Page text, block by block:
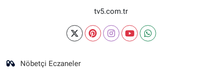
tv5.com.tr
Nöbetçi Eczaneler